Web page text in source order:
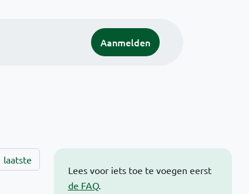
Aanmelden
Lees voor iets toe te voegen eerst
de FAQ.
laatste